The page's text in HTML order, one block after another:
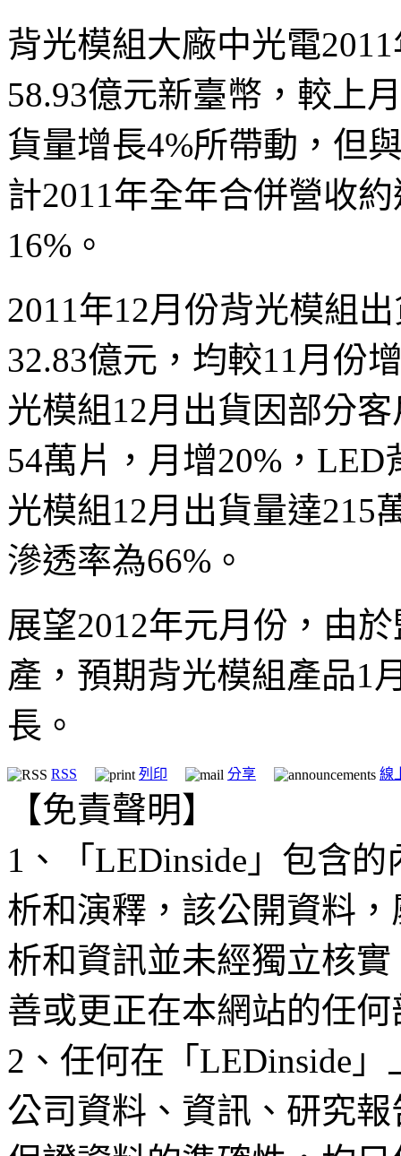
背光模組大廠中光電
58.93億元新臺幣，較上
貨量增長4%所帶動，但
計2011年全年合併營收
16%。
2011年12月份背光模組
32.83億元，均較11月份
光模組12月出貨因部分
54萬片，月增20%，
光模組12月出貨量達215
滲透率為66%。
展望2012年元月份，由
產，預期背光模組產品1
長。
RSS 列印 分享 線
【免責聲明】
1、「LEDinside」包含
析和演釋，該公開資料
析和資訊並未經獨立核
善或更正在本網站的任
2、任何在「LEDinside
公司資料、資訊、研究